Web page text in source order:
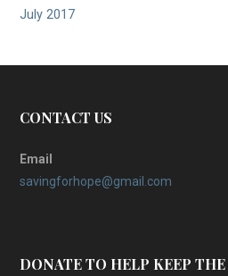
July 2017
CONTACT US
Email
savingforhope@gmail.com
DONATE TO HELP KEEP